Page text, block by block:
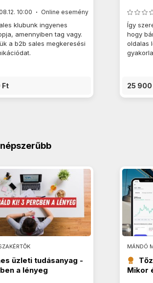
10:00 Online esemény
klubunk ingyenes
amennyiben tag vagy.
a b2b sales megkeresési
Ft
Így
hogy
oldalas
25 900
üzleti tudásanyag -
a lényeg
MÁNDÓ
Mikor